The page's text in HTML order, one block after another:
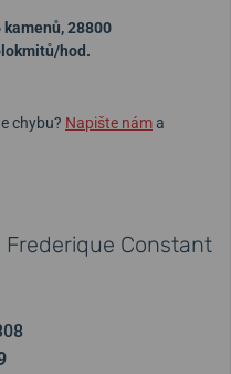
kamenů, 28800
hod.
chybu? Napište náma
Constant